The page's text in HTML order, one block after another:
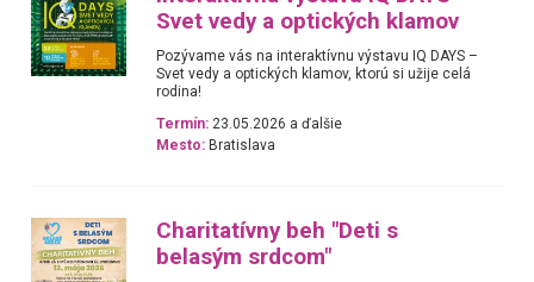
Svet vedy a optických klamov
Pozývame vás na interaktívnu výstavu IQ DAYS –
Svet vedy a optických klamov, ktorú si užije celá
rodina!
Termín: 23.05.2026 a ďalšie
Mesto: Bratislava
Charitatívny beh "Deti s
belasým srdcom"